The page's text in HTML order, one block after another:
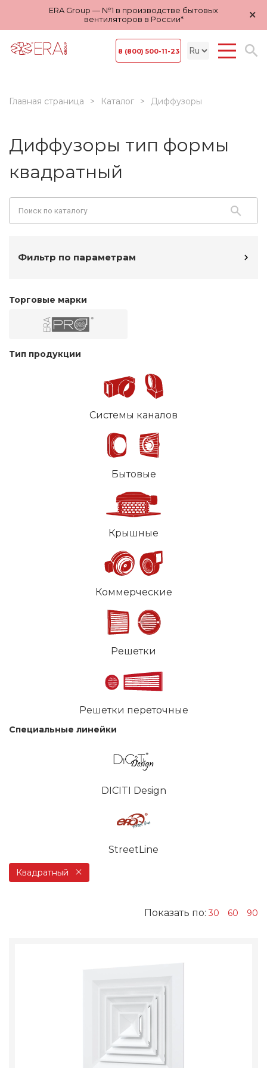
ERA Group — №1 в производстве бытовых
вентиляторов в России*
×
8 (800) 500-11-23
Главная страница Каталог Диффузоры
Диффузоры тип формы
квадратный
Фильтр по параметрам
Торговые марки
Тип продукции
Системы каналов
Бытовые
Крышные
Коммерческие
Решетки
Решетки переточные
Специальные линейки
DICITI Design
StreetLine
Квадратный
Показать по:30 60 90